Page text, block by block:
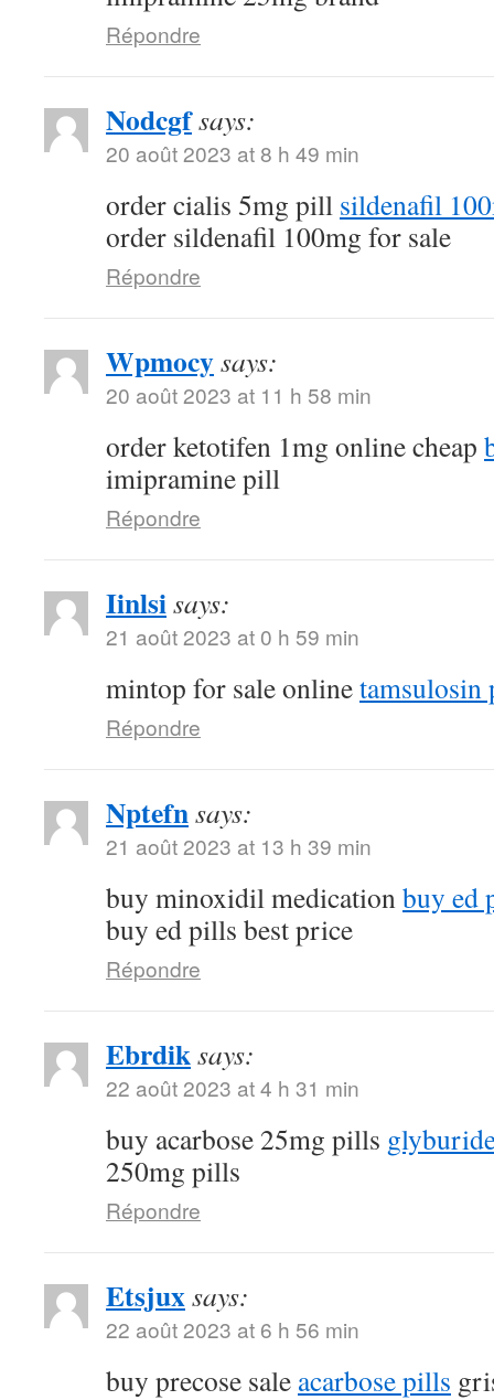
Répondre
Nodcgfsays:
20 août 2023 at 8 h 49 min
order cialis 5mg pill sildenafil
order sildenafil 100mg for sale
Répondre
Wpmocysays:
20 août 2023 at 11 h 58 min
order ketotifen 1mg online cheap
imipramine pill
Répondre
Iinlsisays:
21 août 2023 at 0 h 59 min
mintop for sale onlinetamsulosin
Répondre
Nptefnsays:
21 août 2023 at 13 h 39 min
buy minoxidil medicationbuy ed
buy ed pills best price
Répondre
Ebrdiksays:
22 août 2023 at 4 h 31 min
buy acarbose 25mg pills
250mg pills
Répondre
Etsjuxsays:
22 août 2023 at 6 h 56 min
buy precose sale acarbose pills